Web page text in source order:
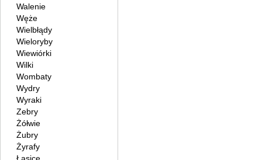
Walenie
Węże
Wielbłądy
Wieloryby
Wiewiórki
Wilki
Wombaty
Wydry
Wyraki
Zebry
Żółwie
Żubry
Żyrafy